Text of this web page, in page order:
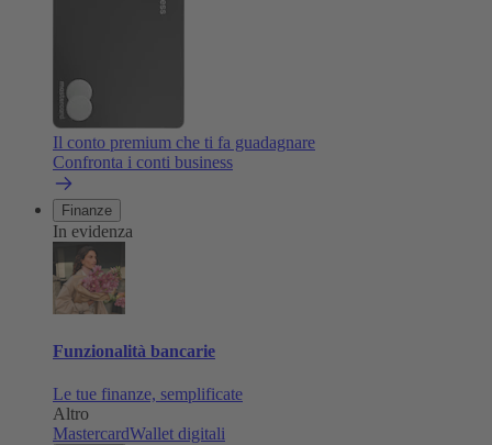
Il conto premium che ti fa guadagnare
Confronta i conti business
Finanze
In evidenza
Funzionalità bancarie
Le tue finanze, semplificate
Altro
MastercardWallet digitali